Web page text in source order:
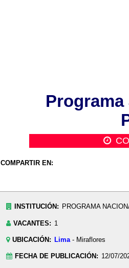
COMPARTIR EN:
INSTITUCIÓN: PROGRAMA
VACANTES: 1
UBICACIÓN: Lima- Miraflores
FECHA DE PUBLICACIÓN: 12/07/